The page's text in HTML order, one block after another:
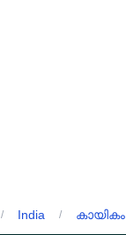
/ India / കായികം